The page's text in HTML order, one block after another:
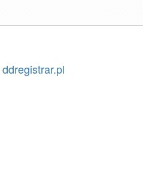
ddregistrar.pl